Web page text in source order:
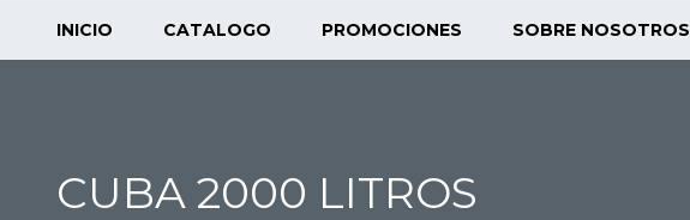
INICIO CATALOGO PROMOCIONES SOBRE NOSOTROS
CUBA 2000 LITROS